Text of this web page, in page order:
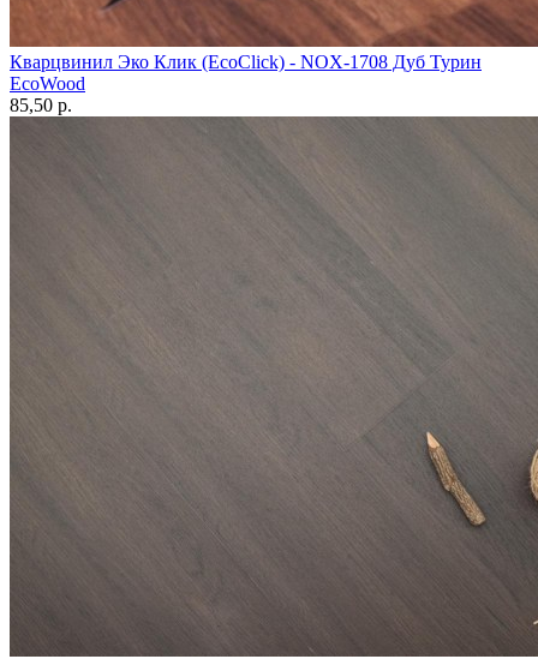
Кварцвинил Эко Клик (EcoClick) - NOX-1708 Дуб Турин
EcoWood
85,50 p.